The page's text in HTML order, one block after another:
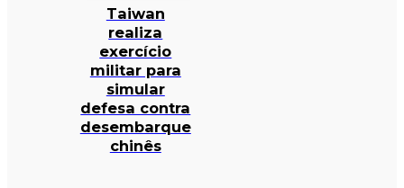
Taiwan
realiza
exercício
militar para
simular
defesa contra
desembarque
chinês